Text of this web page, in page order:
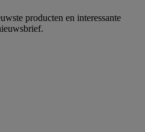
producten en interessante